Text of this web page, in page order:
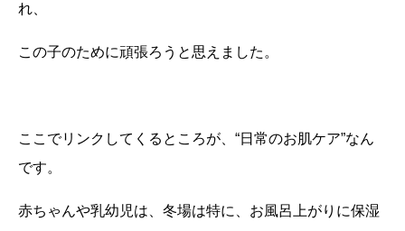
れ、
この子のために頑張ろうと思えました。
ここでリンクしてくるところが、“日常のお肌ケア”なん
です。
赤ちゃんや乳幼児は、冬場は特に、お風呂上がりに保湿